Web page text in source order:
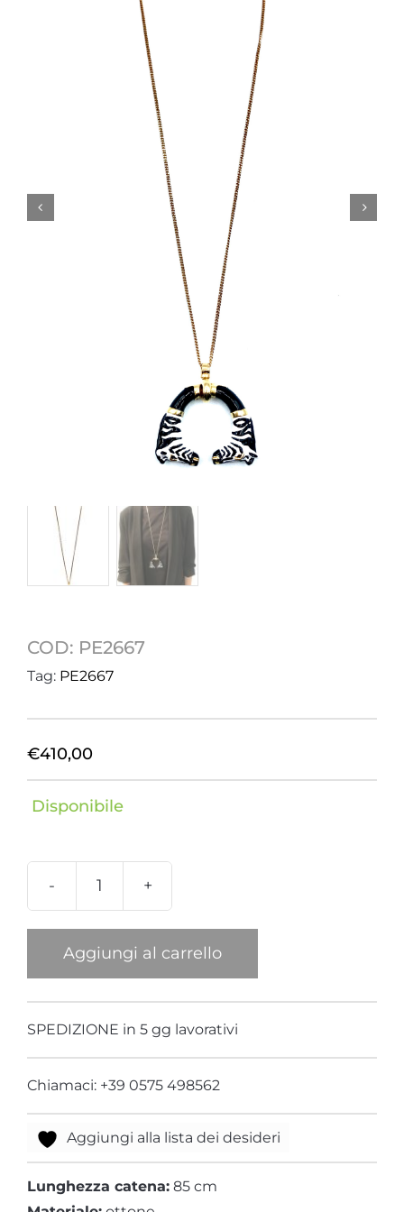
Collezioni
Home
COD: PE2667
Tag: PE2667
€410,00
Disponibile
Pendente
quantità
Aggiungi al carrello
SPEDIZIONE in 5 gg lavorativi
Chiamaci: +39 0575 498562
Aggiungi alla lista dei desideri
Lunghezza catena: 85 cm